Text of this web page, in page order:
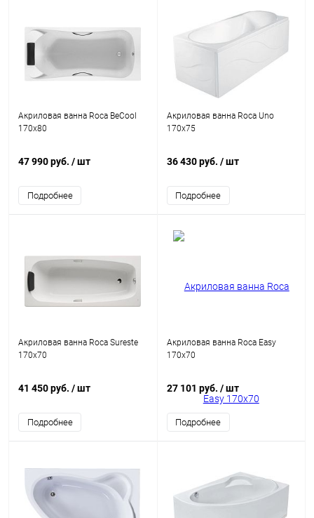
Акриловая ванна Roca BeCool
170x80
47 990 руб. / шт
Подробнее
Акриловая ванна Roca Uno
170х75
36 430 руб. / шт
Подробнее
Акриловая ванна Roca Sureste
170x70
41 450 руб. / шт
Подробнее
Акриловая ванна Roca Easy
170x70
27 101 руб. / шт
Подробнее